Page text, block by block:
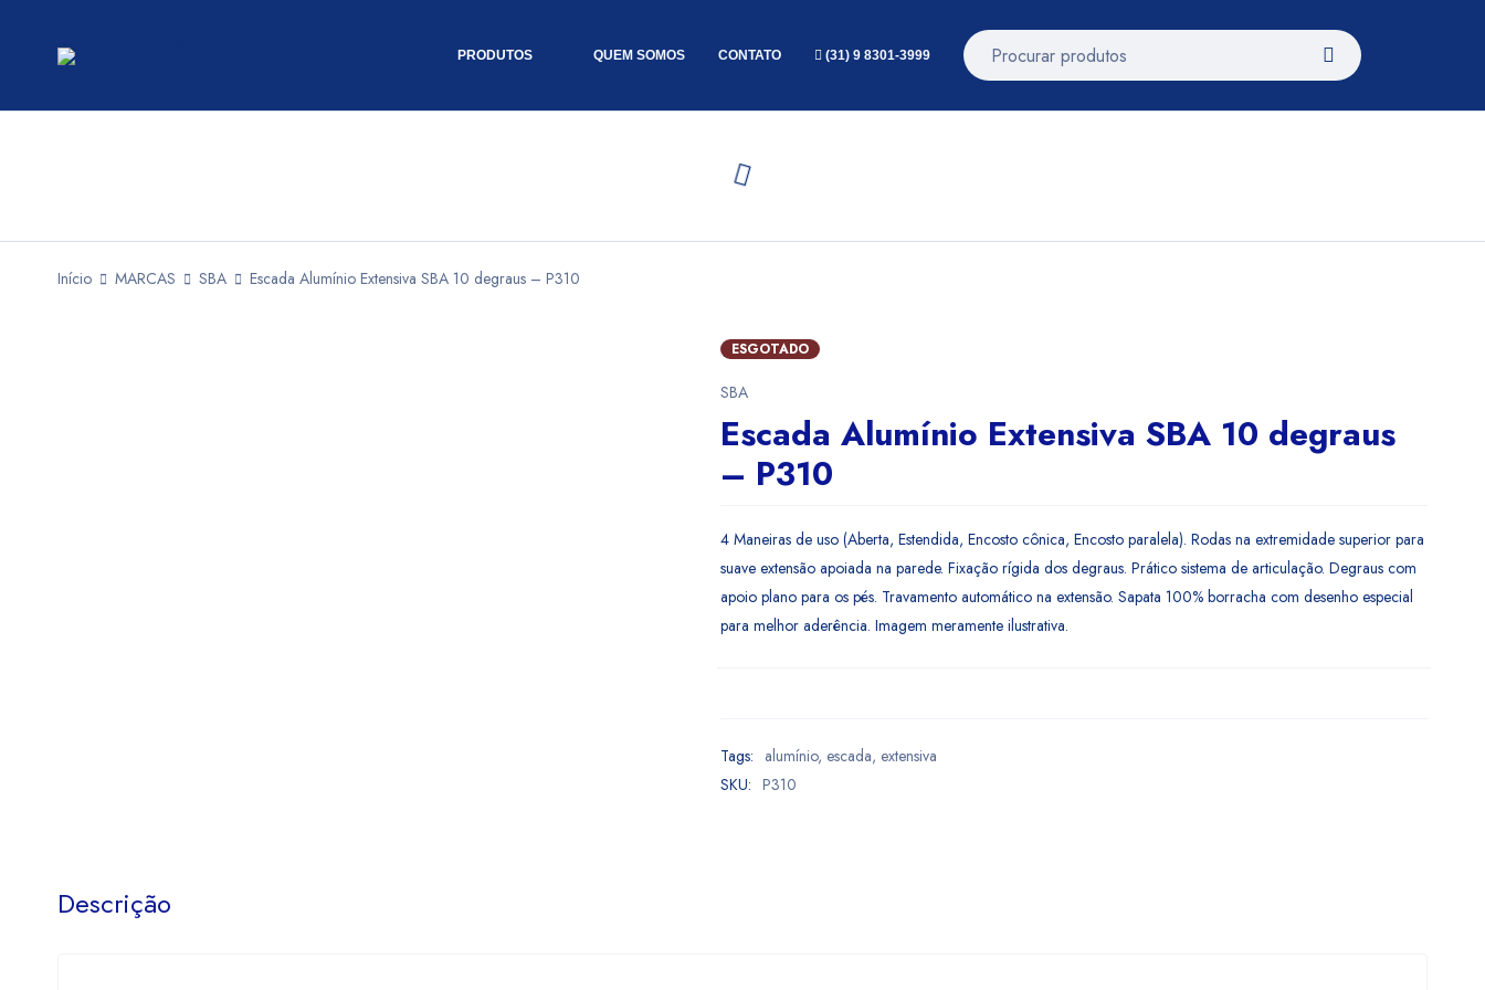
PRODUTOS QUEM SOMOS CONTATO (31) 9 8301-3999
Início MARCAS SBA Escada Alumínio Extensiva SBA 10 degraus – P310
ESGOTADO
SBA
Escada Alumínio Extensiva SBA 10 degraus
– P310
4 Maneiras de uso (Aberta, Estendida, Encosto cônica, Encosto paralela). Rodas na extremidade superior para
suave extensão apoiada na parede. Fixação rígida dos degraus. Prático sistema de articulação. Degraus com
apoio plano para os pés. Travamento automático na extensão. Sapata 100% borracha com desenho especial
para melhor aderência. Imagem meramente ilustrativa.
Tags: alumínio, escada, extensiva
SKU: P310
Descrição